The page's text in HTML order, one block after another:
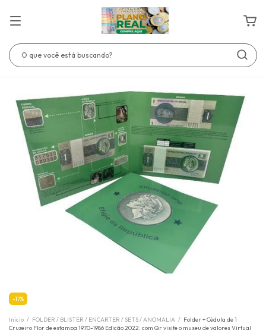
-17%
Início / FOLDER / BLISTER / ENCARTER / SETS / ANOMALIA / Folder + Cédula de 1
Cruzeiro Flor de estampa 1970-1986 Edição 2022: com Qr visite o museu de valores Virtual